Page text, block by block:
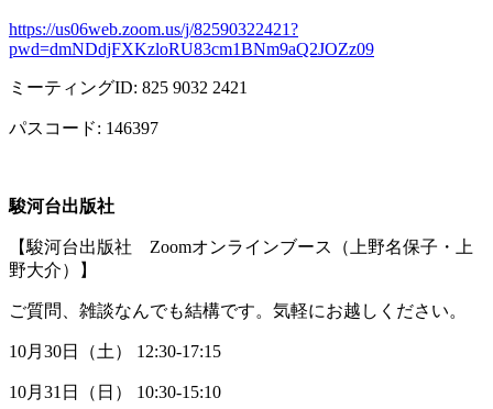
https://us06web.zoom.us/j/82590322421?
pwd=dmNDdjFXKzloRU83cm1BNm9aQ2JOZz09
ミーティングID: 825 9032 2421
パスコード: 146397
駿河台出版社
【駿河台出版社 Zoomオンラインブース（上野名保子・上
野大介）】
ご質問、雑談なんでも結構です。気軽にお越しください。
10月 30日（土） 12:30-17:15
10月 31 日（日） 10:30-15:10